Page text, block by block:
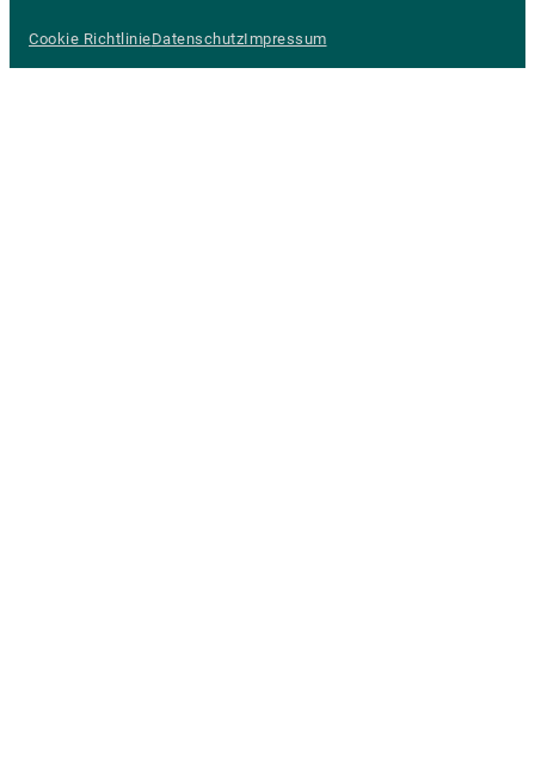
Cookie RichtlinieDatenschutzImpressum